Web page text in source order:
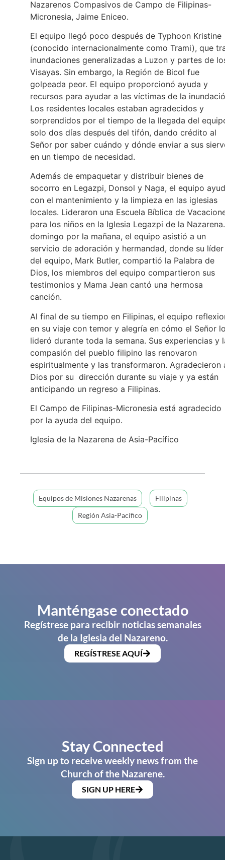
Nazarenos Compasivos de Campo de Filipinas-
Micronesia, Jaime Eniceo.
El equipo llegó poco después de Typhoon Kristine
(conocido internacionalmente como Trami), que
inundaciones generalizadas a Luzon y partes de
Visayas. Sin embargo, la Región de Bicol fue
golpeada peor. El equipo proporcionó ayuda y
recursos para ayudar a las víctimas de la
Los residentes locales estaban agradecidos y
sorprendidos por el tiempo de la llegada del
solo dos días después del tifón, dando crédito al
Señor por saber cuándo y dónde enviar a sus
en un tiempo de necesidad.
Además de empaquetar y distribuir bienes de
socorro en Legazpi, Donsol y Naga, el equipo
con el mantenimiento y la limpieza en las iglesias
locales. Lideraron una Escuela Bíblica de
para los niños en la Iglesia Legazpi de la
domingo por la mañana, el equipo asistió a un
servicio de adoración y hermandad, donde su líder
del equipo, Mark Butler, compartió la Palabra de
Dios, los miembros del equipo compartieron sus
testimonios y Mama Jean cantó una hermosa
canción.
Al final de su tiempo en Filipinas, el equipo
en su viaje con temor y alegría en cómo el Señor
lideró durante toda la semana. Sus experiencias y
compasión del pueblo filipino las renovaron
espiritualmente y las transformaron. Agradecieron
Dios por su dirección durante su viaje y ya están
anticipando un regreso a Filipinas.
El Campo de Filipinas-Micronesia está agradecido
por la ayuda del equipo.
Iglesia de la Nazarena de Asia-Pacífico
Equipos de Misiones Nazarenas
Filipinas
Región Asia-Pacífico
Manténgase conectado
Regístrese para recibir noticias semanales
de la Iglesia del Nazareno.
REGÍSTRESE AQUÍ
Stay Connected
Sign up to receive weekly news from the
Church of the Nazarene.
SIGN UP HERE